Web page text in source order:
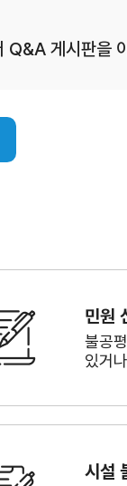
게시판을
민원
불공
있거
시설